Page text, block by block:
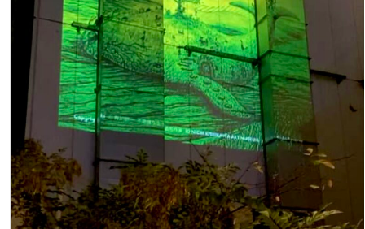
表
現
に
よ
る
幻
想
世
界